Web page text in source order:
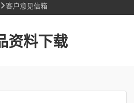
客户意见信箱
资料下载